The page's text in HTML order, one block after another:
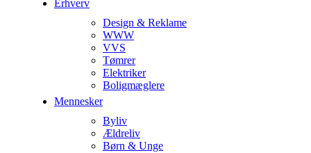
Erhverv
Design & Reklame
WWW
VVS
Tømrer
Elektriker
Boligmæglere
Mennesker
Byliv
Ældreliv
Børn & Unge